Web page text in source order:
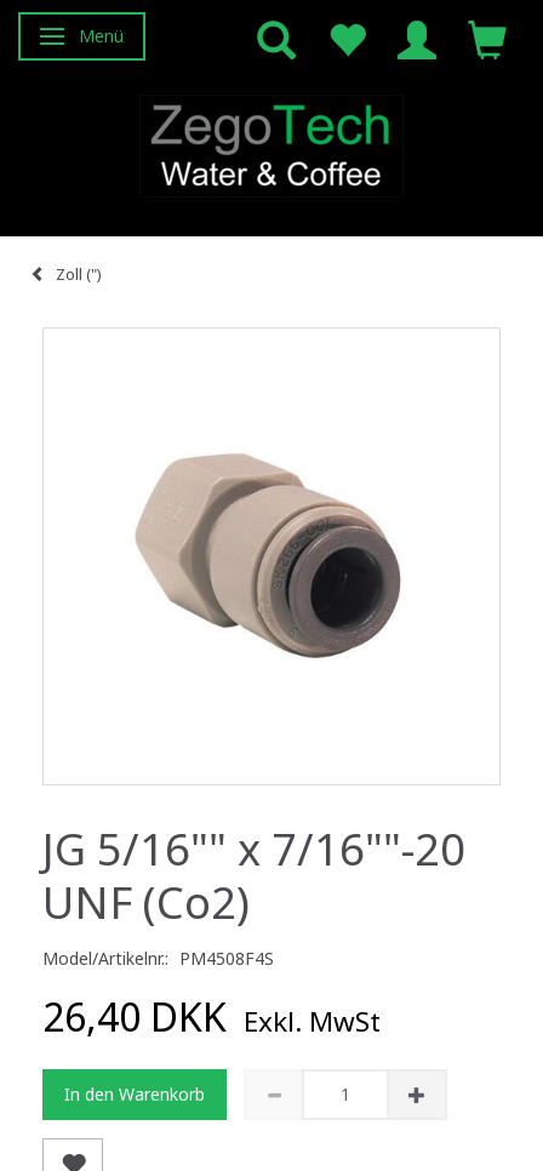
Anzeige ändern
Menü
Zoll (")
JG 5/16"" x 7/16""-20
UNF (Co2)
Model/Artikelnr.: PM4508F4S
26,40 DKK Exkl. MwSt
In den Warenkorb